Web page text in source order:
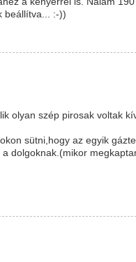
beállítva... :-))
olyan szép pirosak voltak
sütni,hogy az egyik
dolgoknak.(mikor